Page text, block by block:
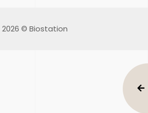
2026 © Biostation